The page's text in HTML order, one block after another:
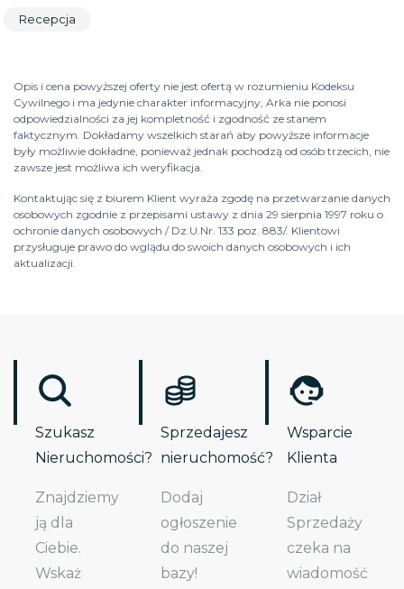
Recepcja
Opis i cena powyższej oferty nie jest ofertą w rozumieniu Kodeksu
Cywilnego i ma jedynie charakter informacyjny, Arka nie ponosi
odpowiedzialności za jej kompletność i zgodność ze stanem
faktycznym. Dokładamy wszelkich starań aby powyższe informacje
były możliwie dokładne, ponieważ jednak pochodzą od osób trzecich, nie
zawsze jest możliwa ich weryfikacja.
Kontaktując się z biurem Klient wyraża zgodę na przetwarzanie danych
osobowych zgodnie z przepisami ustawy z dnia 29 sierpnia 1997 roku o
ochronie danych osobowych / Dz.U.Nr. 133 poz. 883/. Klientowi
przysługuje prawo do wglądu do swoich danych osobowych i ich
aktualizacji.
Szukasz
Nieruchomości?
Znajdziemy
ją dla
Ciebie.
Wskaż
Sprzedajesz
nieruchomość?
Dodaj
ogłoszenie
do naszej
bazy!
Wsparcie
Klienta
Dział
Sprzedaży
czeka na
wiadomość